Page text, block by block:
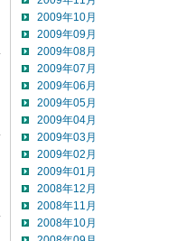
2009年10月
2009年09月
2009年08月
2009年07月
2009年06月
2009年05月
2009年04月
2009年03月
2009年02月
2009年01月
2008年12月
2008年11月
2008年10月